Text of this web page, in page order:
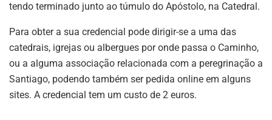
tendo terminado junto ao túmulo do Apóstolo, na Catedral.
Para obter a sua credencial pode dirigir-se a uma das
catedrais, igrejas ou albergues por onde passa o Caminho,
ou a alguma associação relacionada com a peregrinação a
Santiago, podendo também ser pedida online em alguns
sites. A credencial tem um custo de 2 euros.